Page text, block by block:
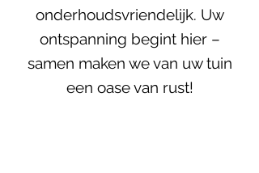
onderhoudsvriendelijk. Uw
ontspanning begint hier –
samen maken we van uw tuin
een oase van rust!